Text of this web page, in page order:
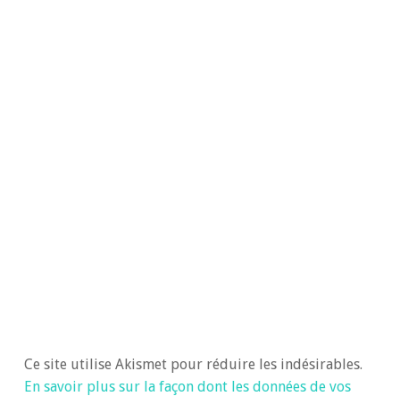
Ce site utilise Akismet pour réduire les indésirables.
En savoir plus sur la façon dont les données de vos